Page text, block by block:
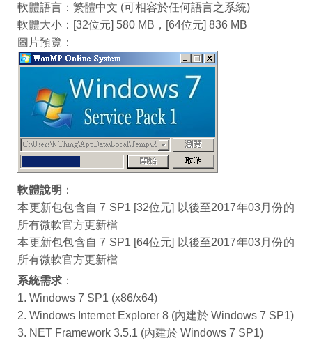
軟體語言：繁體中文 (可相容於任何語言之系統)
軟體大小：[32位元] 580 MB，[64位元] 836 MB
圖片預覽：
軟體說明 ：
本更新包包含自 7 SP1 [32位元] 以後至2017年03月份的
所有微軟官方更新檔
本更新包包含自 7 SP1 [64位元] 以後至2017年03月份的
所有微軟官方更新檔
系統需求 ：
1. Windows 7 SP1 (x86/x64)
2. Windows Internet Explorer 8 (內建於 Windows 7 SP1)
3. NET Framework 3.5.1 (內建於 Windows 7 SP1)